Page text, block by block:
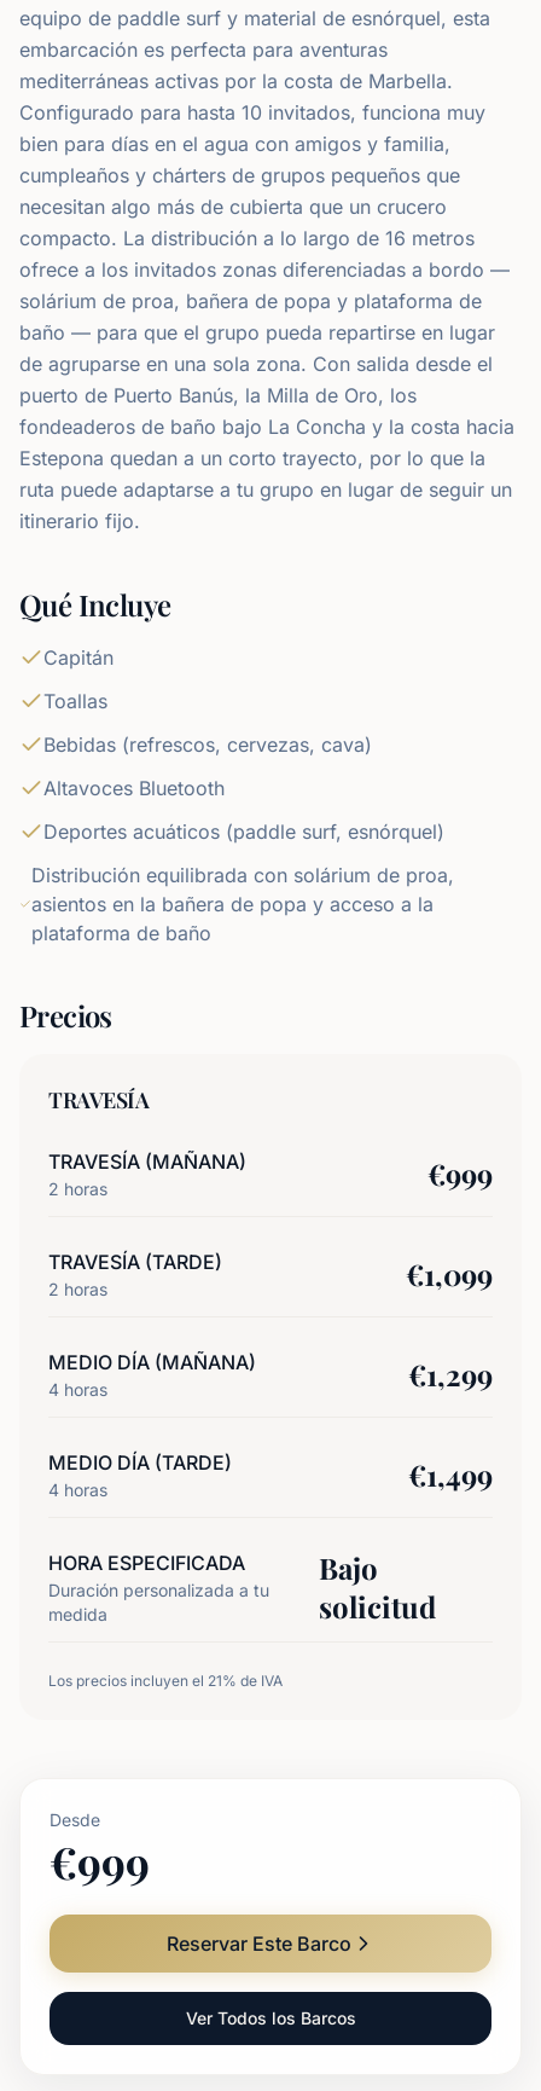
equipo de paddle surf y material de esnórquel, esta
embarcación es perfecta para aventuras
mediterráneas activas por la costa de Marbella.
Configurado para hasta 10 invitados, funciona muy
bien para días en el agua con amigos y familia,
cumpleaños y chárters de grupos pequeños que
necesitan algo más de cubierta que un crucero
compacto. La distribución a lo largo de 16 metros
ofrece a los invitados zonas diferenciadas a bordo —
solárium de proa, bañera de popa y plataforma de
baño — para que el grupo pueda repartirse en lugar
de agruparse en una sola zona. Con salida desde el
puerto de Puerto Banús, la Milla de Oro, los
fondeaderos de baño bajo La Concha y la costa hacia
Estepona quedan a un corto trayecto, por lo que la
ruta puede adaptarse a tu grupo en lugar de seguir un
itinerario fijo.
Qué Incluye
Capitán
Toallas
Bebidas (refrescos, cervezas, cava)
Altavoces Bluetooth
Deportes acuáticos (paddle surf, esnórquel)
Distribución equilibrada con solárium de proa,
asientos en la bañera de popa y acceso a la
plataforma de baño
Precios
TRAVESÍA
TRAVESÍA (MAÑANA)
2 horas €999
TRAVESÍA (TARDE)
2 horas €1,099
MEDIO DÍA (MAÑANA)
4 horas €1,299
MEDIO DÍA (TARDE)
4 horas €1,499
HORA ESPECIFICADA
Duración personalizada a tu
medida
Bajo
solicitud
Los precios incluyen el 21% de IVA
Desde
€999
Reservar Este Barco
Ver Todos los Barcos